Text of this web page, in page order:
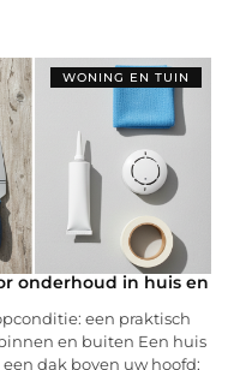
WONING EN TUIN
onderhoud in huis en
een praktisch
en buiten Een huis
dak boven uw hoofd;